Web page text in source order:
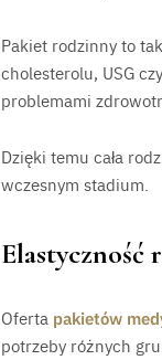
Pakiet rodzinny to
cholesterolu, USG
problemami
Dzięki temu cała
wczesnym stadium.
Elastyczność
Oferta pakietów
potrzeby różnych